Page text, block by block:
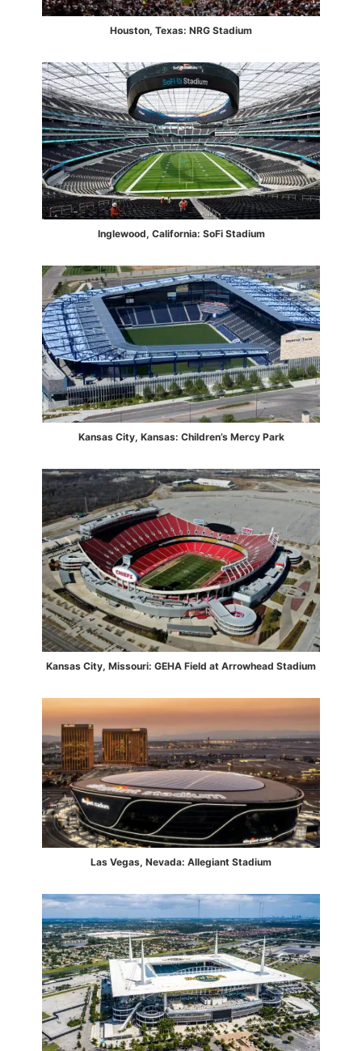
Houston, Texas: NRG Stadium
Inglewood, California: SoFi Stadium
Kansas City, Kansas: Children’s Mercy Park
Kansas City, Missouri: GEHA Field at Arrowhead Stadium
Las Vegas, Nevada: Allegiant Stadium